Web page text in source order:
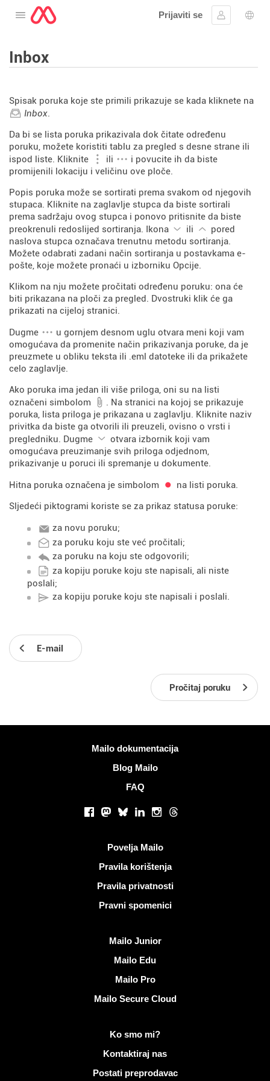
Otvorite meni
Prijaviti se
Prijavite se
Inbox
Spisak poruka koje ste primili prikazuje se kada kliknete na
Inbox.
Da bi se lista poruka prikazivala dok čitate određenu
poruku, možete koristiti tablu za pregled s desne strane ili
ispod liste. Kliknite
ili
i povucite ih da biste
promijenili lokaciju i veličinu ove ploče.
Popis poruka može se sortirati prema svakom od njegovih
stupaca. Kliknite na zaglavlje stupca da biste sortirali
prema sadržaju ovog stupca i ponovo pritisnite da biste
preokrenuli redoslijed sortiranja. Ikona
ili
pored
naslova stupca označava trenutnu metodu sortiranja.
Možete odabrati zadani način sortiranja u postavkama e-
pošte, koje možete pronaći u izborniku Opcije.
Klikom na nju možete pročitati određenu poruku: ona će
biti prikazana na ploči za pregled. Dvostruki klik će ga
prikazati na cijeloj stranici.
Dugme
u gornjem desnom uglu otvara meni koji vam
omogućava da promenite način prikazivanja poruke, da je
preuzmete u obliku teksta ili .eml datoteke ili da prikažete
celo zaglavlje.
Ako poruka ima jedan ili više priloga, oni su na listi
označeni simbolom
. Na stranici na kojoj se prikazuje
poruka, lista priloga je prikazana u zaglavlju. Kliknite naziv
privitka da biste ga otvorili ili preuzeli, ovisno o vrsti i
pregledniku. Dugme
otvara izbornik koji vam
omogućava preuzimanje svih priloga odjednom,
prikazivanje u poruci ili spremanje u dokumente.
Hitna poruka označena je simbolom
na listi poruka.
Sljedeći piktogrami koriste se za prikaz statusa poruke:
za novu poruku;
za poruku koju ste već pročitali;
za poruku na koju ste odgovorili;
za kopiju poruke koju ste napisali, ali niste
poslali;
za kopiju poruke koju ste napisali i poslali.
E-mail
Pročitaj poruku
Mailo dokumentacija
Blog Mailo
FAQ
Facebook
Mastodon
BlueskyLinkedInInstagram
Threads
Povelja Mailo
Pravila korištenja
Pravila privatnosti
Pravni spomenici
Mailo Junior
Mailo Edu
Mailo Pro
Mailo Secure Cloud
Ko smo mi?
Kontaktiraj nas
Postati preprodavac